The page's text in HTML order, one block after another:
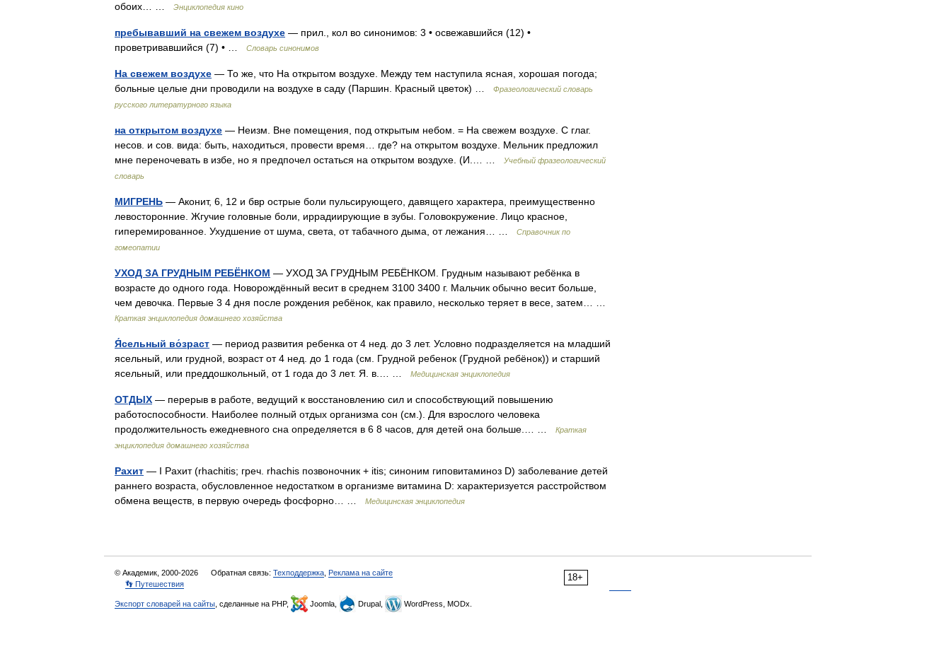
обоих… …
Энциклопедия кино
пребывавший на свежем воздухе — прил., кол во синонимов: 3 • освежавшийся (12) •
проветривавшийся (7) • …
Словарь синонимов
На свежем воздухе — То же, что На открытом воздухе. Между тем наступила ясная, хорошая погода;
больные целые дни проводили на воздухе в саду (Паршин. Красный цветок) …
Фразеологический словарь
русского литературного языка
на открытом воздухе — Неизм. Вне помещения, под открытым небом. = На свежем воздухе. С глаг.
несов. и сов. вида: быть, находиться, провести время… где? на открытом воздухе. Мельник предложил
мне переночевать в избе, но я предпочел остаться на открытом воздухе. (И.… …
Учебный фразеологический
словарь
МИГРЕНЬ — Аконит, 6, 12 и бвр острые боли пульсирующего, давящего характера, преимущественно
левосторонние. Жгучие головные боли, иррадиирующие в зубы. Головокружение. Лицо красное,
гиперемированное. Ухудшение от шума, света, от табачного дыма, от лежания… …
Справочник по
гомеопатии
УХОД ЗА ГРУДНЫМ РЕБЁНКОМ — УХОД ЗА ГРУДНЫМ РЕБЁНКОМ. Грудным называют ребёнка в
возрасте до одного года. Новорождённый весит в среднем 3100 3400 г. Мальчик обычно весит больше,
чем девочка. Первые 3 4 дня после рождения ребёнок, как правило, несколько теряет в весе, затем… …
Краткая энциклопедия домашнего хозяйства
Я́сельный во́зраст — период развития ребенка от 4 нед. до 3 лет. Условно подразделяется на младший
ясельный, или грудной, возраст от 4 нед. до 1 года (см. Грудной ребенок (Грудной ребёнок)) и старший
ясельный, или преддошкольный, от 1 года до 3 лет. Я. в.… …
Медицинская энциклопедия
ОТДЫХ — перерыв в работе, ведущий к восстановлению сил и способствующий повышению
работоспособности. Наиболее полный отдых организма сон (см.). Для взрослого человека
продолжительность ежедневного сна определяется в 6 8 часов, для детей она больше.… …
Краткая
энциклопедия домашнего хозяйства
Рахит — I Рахит (rhachitis; греч. rhachis позвоночник + itis; синоним гиповитаминоз D) заболевание детей
раннего возраста, обусловленное недостатком в организме витамина D: характеризуется расстройством
обмена веществ, в первую очередь фосфорно… …
Медицинская энциклопедия
18+
© Академик, 2000-2026 Обратная связь: Техподдержка Реклама на сайте
👣 Путешествия
Экспорт словарей на сайты , сделанные на PHP, Joomla, Drupal, WordPress, MODx.